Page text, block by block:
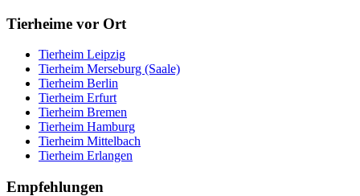
Tierheime vor Ort
Tierheim Leipzig
Tierheim Merseburg (Saale)
Tierheim Berlin
Tierheim Erfurt
Tierheim Bremen
Tierheim Hamburg
Tierheim Mittelbach
Tierheim Erlangen
Empfehlungen